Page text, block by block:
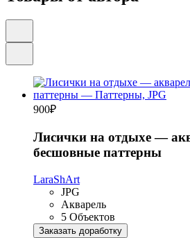
900₽
Лисички на отдыхе —
бесшовные паттерны
LaraShArt
JPG
Акварель
5 Объектов
Заказать доработку